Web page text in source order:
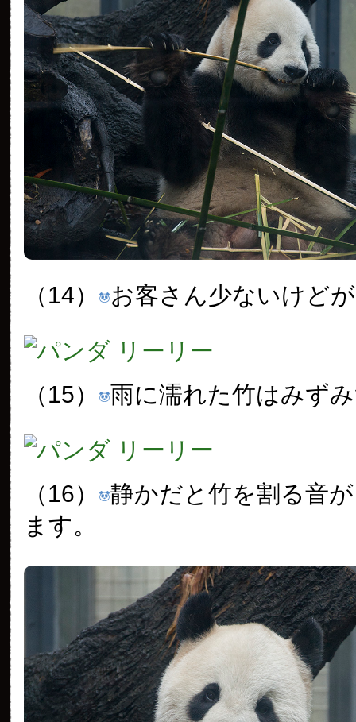
（14） お客さん少ないけど
（15） 雨に濡れた竹はみず
（16）
静かだと竹を割る音
ます。